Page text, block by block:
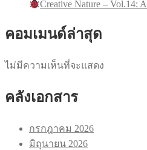
Creative Nature – Vol.14:
คอมเมนด์ล่าสุด
ไม่มีความเห็นที่จะแสดง
คลังเอกสาร
กรกฎาคม 2026
มิถุนายน 2026